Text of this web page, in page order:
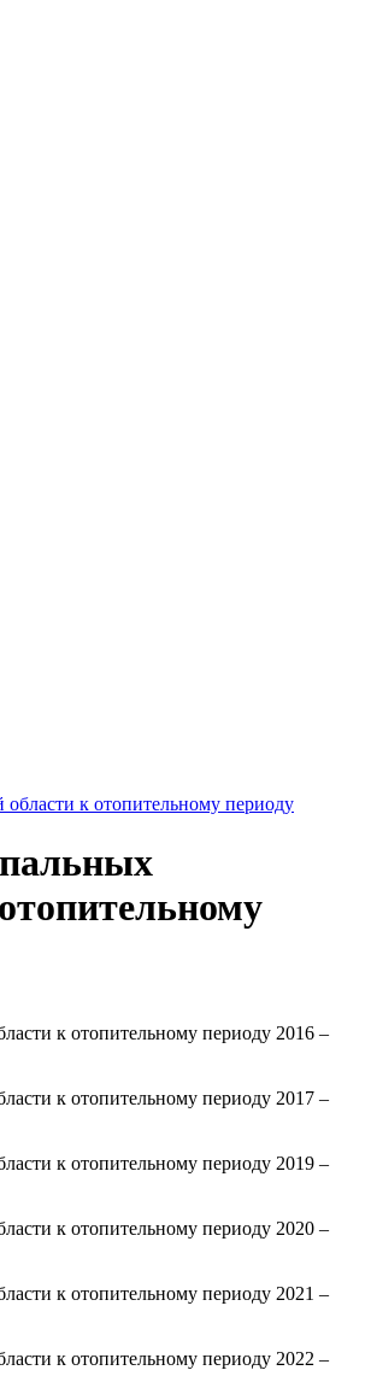
к отопительному периоду
к отопительному периоду 2016 –
к отопительному периоду 2017 –
к отопительному периоду 2019 –
к отопительному периоду 2020 –
к отопительному периоду 2021 –
к отопительному периоду 2022 –